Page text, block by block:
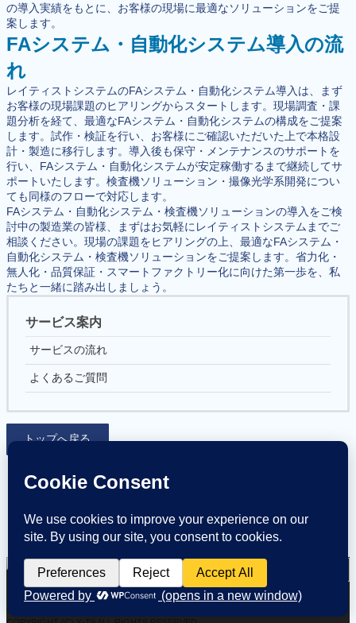
の導入実績をもとに、お客様の現場に最適なソリューションをご提
案します。
FAシステム・自動化システム導入の流
れ
レイティストシステムのFAシステム・自動化システム導入は、まず
お客様の現場課題のヒアリングからスタートします。現場調査・課
題分析を経て、最適なFAシステム・自動化システムの構成をご提案
します。試作・検証を行い、お客様にご確認いただいた上で本格設
計・製造に移行します。導入後も保守・メンテナンスのサポートを
行い、FAシステム・自動化システムが安定稼働するまで継続してサ
ポートいたします。検査機ソリューション・撮像光学系開発につい
ても同様のフローで対応します。
FAシステム・自動化システム・検査機ソリューションの導入をご検
討中の製造業の皆様、まずはお気軽にレイティストシステムまでご
相談ください。現場の課題をヒアリングの上、最適なFAシステム・
自動化システム・検査機ソリューションをご提案します。省力化・
無人化・品質保証・スマートファクトリー化に向けた第一歩を、私
たちと一緒に踏み出しましょう。
サービス案内
サービスの流れ
よくあるご質問
トップへ戻る
〒984−0015 宮城県仙台市若林区卸町４−６−２